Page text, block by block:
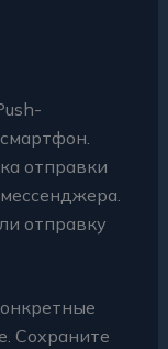
отправки
отправку
Сохраните